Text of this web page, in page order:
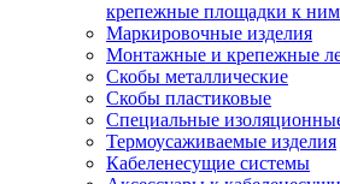
крепежные площадки к ним
Маркировочные изделия
Монтажные и крепежные
Скобы металлические
Скобы пластиковые
Специальные
Термоусаживаемые изделия
Кабеленесущие системы